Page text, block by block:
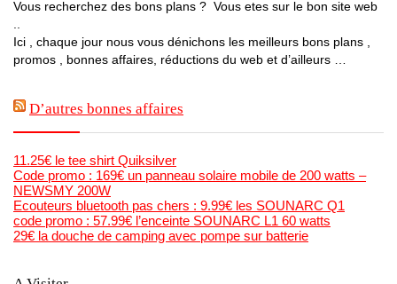
Vous recherchez des bons plans ? Vous etes sur le bon site web
Ici , chaque jour nous vous dénichons les meilleurs bons plans ,
promos , bonnes affaires, réductions du web et d’ailleurs …
D’autres bonnes affaires
11.25€ le tee shirt Quiksilver
Code promo : 169€ un panneau solaire mobile de 200 watts –
NEWSMY 200W
Ecouteurs bluetooth pas chers : 9.99€ les SOUNARC Q1
code promo : 57.99€ l’enceinte SOUNARC L1 60 watts
29€ la douche de camping avec pompe sur batterie